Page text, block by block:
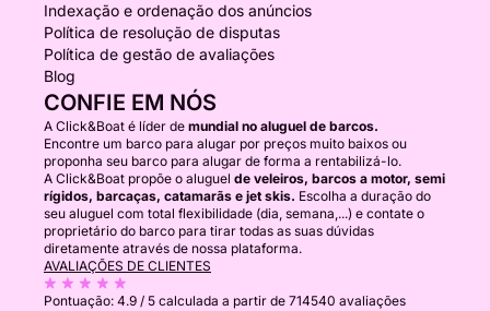
Indexação e ordenação dos anúncios
Política de resolução de disputas
Política de gestão de avaliações
Blog
CONFIE EM NÓS
A Click&Boat é líder de mundial no aluguel de barcos.
Encontre um barco para alugar por preços muito baixos ou
proponha seu barco para alugar de forma a rentabilizá-lo.
A Click&Boat propõe o aluguel de veleiros, barcos a motor, semi
rígidos, barcaças, catamarãs e jet skis. Escolha a duração do
seu aluguel com total flexibilidade (dia, semana,...) e contate o
proprietário do barco para tirar todas as suas dúvidas
diretamente através de nossa plataforma.
AVALIAÇÕES DE CLIENTES
Pontuação: 4.9 / 5 calculada a partir de 714540 avaliações